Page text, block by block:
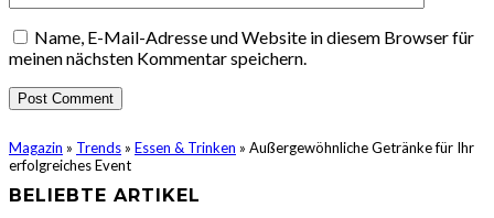
Name, E-Mail-Adresse und Website in diesem Browser für
meinen nächsten Kommentar speichern.
Magazin » Trends » Essen & Trinken » Außergewöhnliche Getränke für Ihr
erfolgreiches Event
BELIEBTE ARTIKEL